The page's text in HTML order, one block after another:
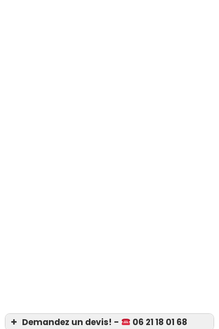
Demandez un devis! - 06 21 18 01 68